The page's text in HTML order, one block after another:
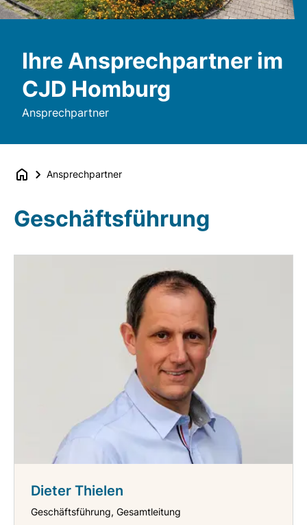
Ihre Ansprechpartner im
CJD Homburg
Ansprechpartner
Ansprechpartner
Geschäftsführung
Dieter Thielen
Geschäftsführung, Gesamtleitung